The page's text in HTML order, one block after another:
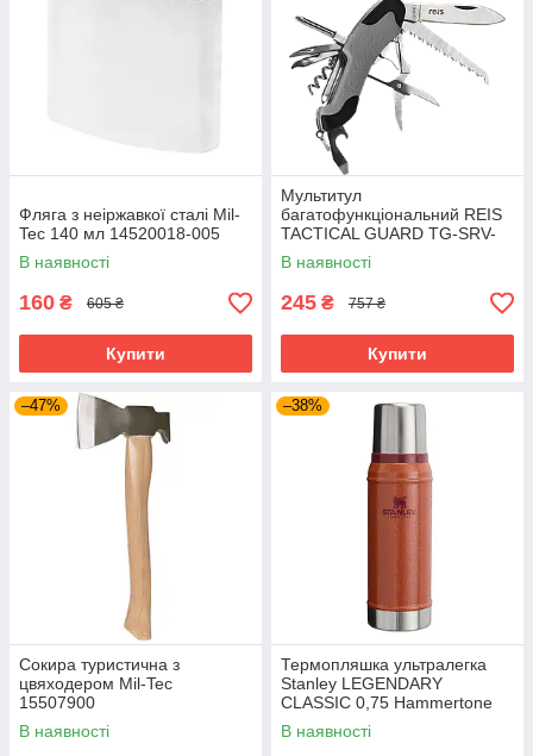
Фляга з неіржавкої сталі Mil-
Tec 140 мл 14520018-005
В наявності
160 ₴ 605 ₴
Купити
Мультитул
багатофункціональний REIS
TACTICAL GUARD TG-SRV-
MFKP-R SB сіро-чорний
В наявності
245 ₴ 757 ₴
Купити
–47%
Сокира туристична з
цвяходером Mil-Tec
15507900
В наявності
–38%
Термопляшка ультралегка
Stanley LEGENDARY
CLASSIC 0,75 Hammertone
Clay 10-01612-065
В наявності